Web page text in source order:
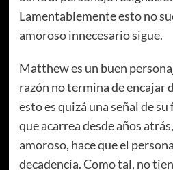
Lamentablemente esto no
amoroso innecesario sigue.
Matthew es un buen
razón no termina de encajar
esto es quizá una señal de
que acarrea desde años
amoroso, hace que el
decadencia. Como tal, no